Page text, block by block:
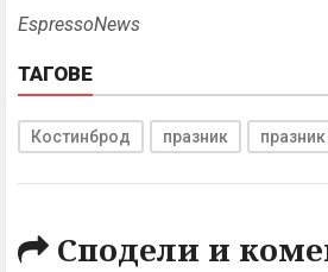
EspressoNews
ТАГОВЕ
Костинброд празник
Сподели и